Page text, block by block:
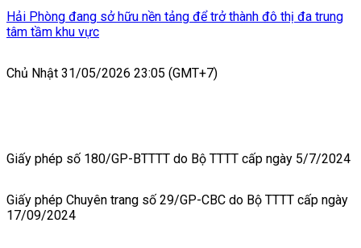
Hải Phòng đang sở hữu nền tảng để trở thành đô thị đa trung
tâm tầm khu vực
Chủ Nhật 31/05/2026 23:05 (GMT+7)
Giấy phép số 180/GP-BTTTT do Bộ TTTT cấp ngày 5/7/2024
Giấy phép Chuyên trang số 29/GP-CBC do Bộ TTTT cấp ngày
17/09/2024